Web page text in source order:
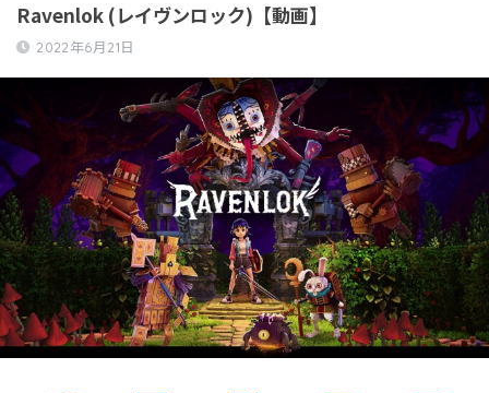
Ravenlok (レイヴンロック)【動画】
2022年6月21日